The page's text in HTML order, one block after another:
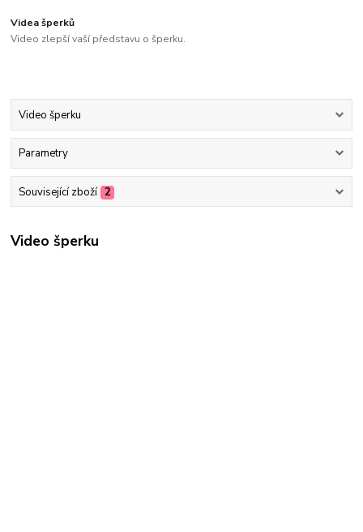
Videa šperků
Video zlepší vaší představu o šperku.
Video šperku
Parametry
Související zboží 2
Video šperku